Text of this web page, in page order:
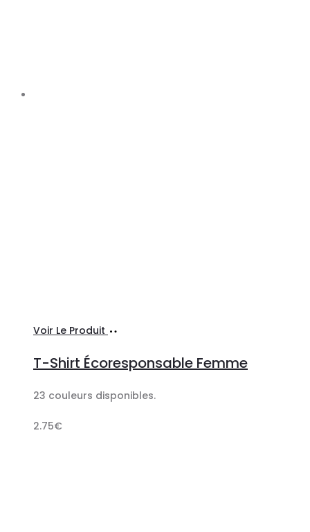
Voir Le Produit
panier
T-Shirt Écoresponsable Femme
23 couleurs disponibles.
2.75€